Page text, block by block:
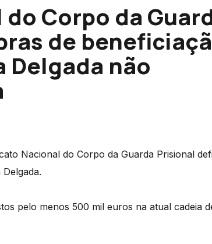
Corpo da
de
Delgada não
Nacional do Corpo da Guarda Prisional
pelo menos 500 mil euros na atual cadeia